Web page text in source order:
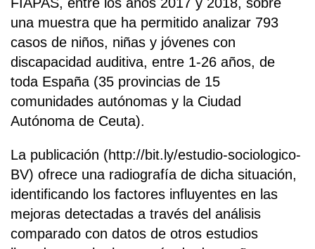
una muestra que ha permitido analizar 793
casos de niños, niñas y jóvenes con
discapacidad auditiva, entre 1-26 años, de
toda España (35 provincias de 15
comunidades autónomas y la Ciudad
Autónoma de Ceuta).
La publicación (http://bit.ly/estudio-sociologico-
BV) ofrece una radiografía de dicha situación,
identificando los factores influyentes en las
mejoras detectadas a través del análisis
comparado con datos de otros estudios